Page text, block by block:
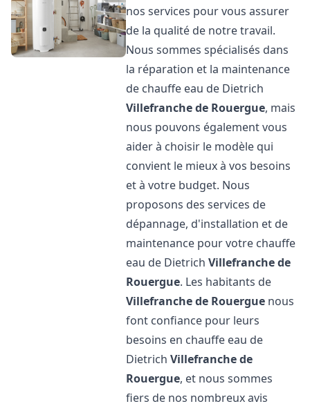
nos services pour vous assurer
de la qualité de notre travail.
Nous sommes spécialisés dans
la réparation et la maintenance
de chauffe eau de Dietrich
Villefranche de Rouergue, mais
nous pouvons également vous
aider à choisir le modèle qui
convient le mieux à vos besoins
et à votre budget. Nous
proposons des services de
dépannage, d'installation et de
maintenance pour votre chauffe
eau de DietrichVillefranche de
Rouergue. Les habitants de
Villefranche de Rouergue nous
font confiance pour leurs
besoins en chauffe eau de
DietrichVillefranche de
Rouergue, et nous sommes
fiers de nos nombreux avis